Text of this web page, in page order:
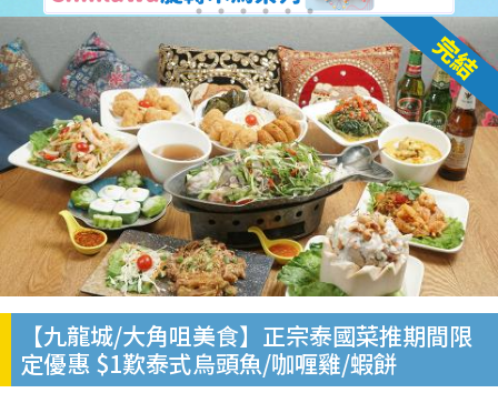
【九龍城/大角咀美食】正宗泰國菜推期間限
定優惠 $1歎泰式烏頭魚/咖喱雞/蝦餅